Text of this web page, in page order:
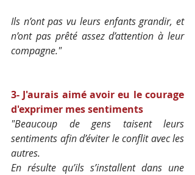
Ils n’ont pas vu leurs enfants grandir, et
n’ont pas prêté assez d’attention à leur
compagne."
3- J'aurais aimé avoir eu le courage
d'exprimer mes sentiments
"Beaucoup de gens taisent leurs
sentiments afin d’éviter le conflit avec les
autres.
En résulte qu’ils s’installent dans une